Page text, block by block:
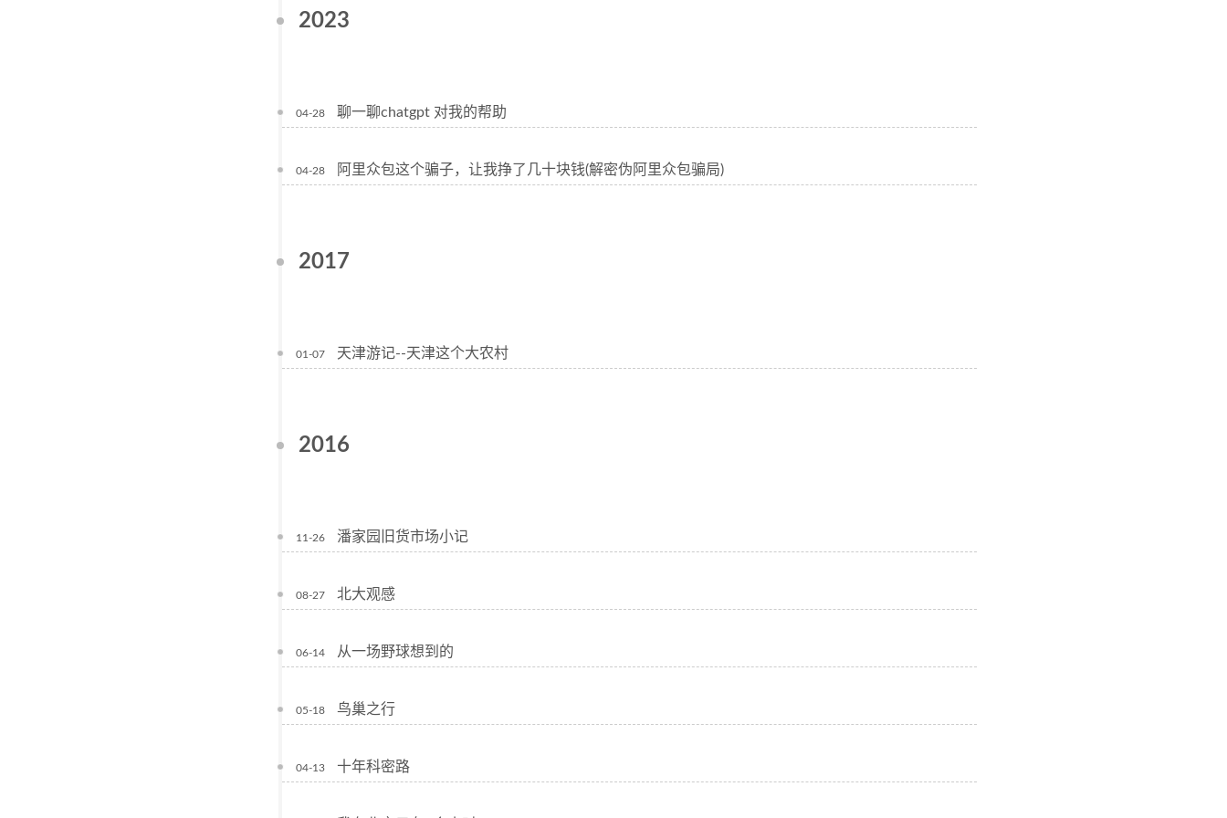
2023
04-28 聊一聊chatgpt 对我的帮助
04-28 阿里众包这个骗子，让我挣了几十块钱(解密伪阿里众包骗局)
2017
01-07 天津游记--天津这个大农村
2016
11-26 潘家园旧货市场小记
08-27 北大观感
06-14 从一场野球想到的
05-18 鸟巢之行
04-13 十年科密路